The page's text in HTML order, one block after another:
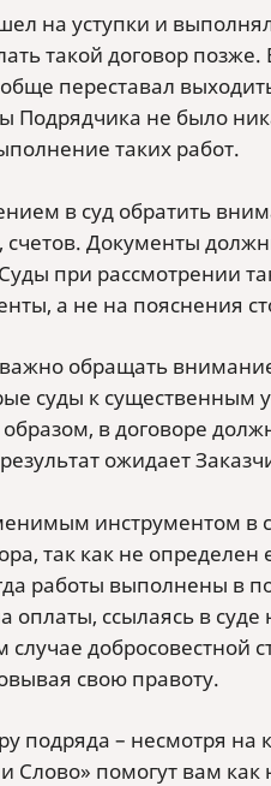
на уступки и
такой договор
переставал
Подрядчика не было
таких работ.
в суд обратить
счетов. Документы
при рассмотрении
а не на пояснения
обращать
суды к существенным
в договоре
ожидает
инструментом в
так как не
работы выполнены в
ссылаясь в суде
добросовестной
свою правоту.
подряда – несмотря
помогут вам как